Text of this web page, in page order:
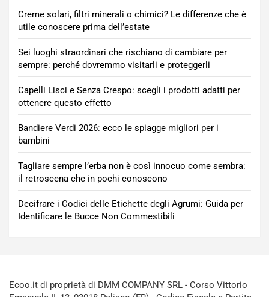
Creme solari, filtri minerali o chimici? Le differenze che è
utile conoscere prima dell’estate
Sei luoghi straordinari che rischiano di cambiare per
sempre: perché dovremmo visitarli e proteggerli
Capelli Lisci e Senza Crespo: scegli i prodotti adatti per
ottenere questo effetto
Bandiere Verdi 2026: ecco le spiagge migliori per i
bambini
Tagliare sempre l’erba non è così innocuo come sembra:
il retroscena che in pochi conoscono
Decifrare i Codici delle Etichette degli Agrumi: Guida per
Identificare le Bucce Non Commestibili
Ecoo.it di proprietà di DMM COMPANY SRL - Corso Vittorio